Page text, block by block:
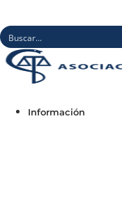
Información